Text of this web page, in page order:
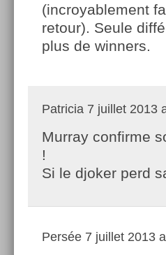
(incroyablement
retour). Seule
plus de winners.
Patricia 7 juillet 2013
Murray confirme
!
Si le djoker perd
Persée 7 juillet 2013